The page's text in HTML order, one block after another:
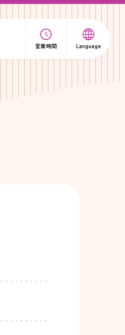
営業時間 Language